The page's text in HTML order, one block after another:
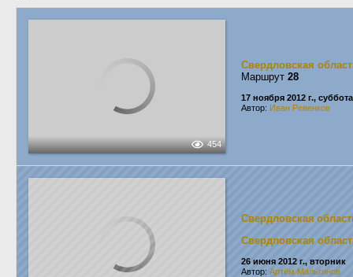
454
Свердловская
Маршрут 28
17 ноября 2012 г., суббота
Автор: Иван Ревенков
Свердловская
Свердловская
26 июня 2012 г., вторник
Автор: Артём Мальгинов